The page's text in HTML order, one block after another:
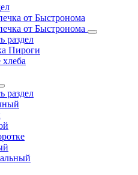
от Быстронома
от Быстронома
раздел
Пироги
раздел